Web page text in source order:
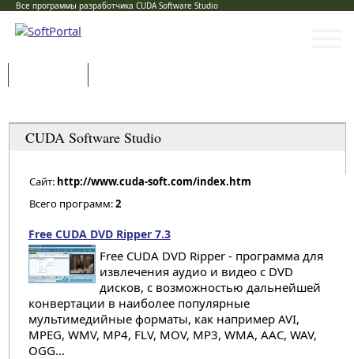
Все программы разработчика CUDA Software Studio
CUDA Software Studio
Сайт: http://www.cuda-soft.com/index.htm
Всего программ:2
Free CUDA DVD Ripper 7.3
Free CUDA DVD Ripper - программа для
извлечения аудио и видео с DVD
дисков, с возможностью дальнейшей
конвертации в наиболее популярные
мультимедийные форматы, как например AVI,
MPEG, WMV, MP4, FLV, MOV, MP3, WMA, AAC, WAV,
OGG...